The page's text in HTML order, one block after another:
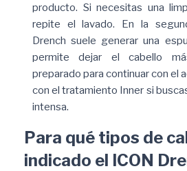
producto. Si necesitas una
repite el lavado. En la
Drench suele generar una
permite dejar el cabello
preparado para continuar con el
con el tratamiento Inner si
intensa.
Para qué tipos de
indicado el ICON